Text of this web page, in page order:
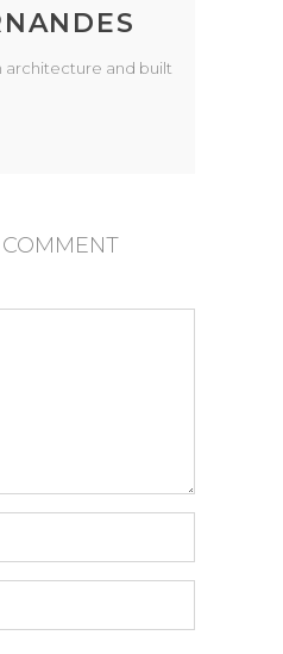
architecture and built